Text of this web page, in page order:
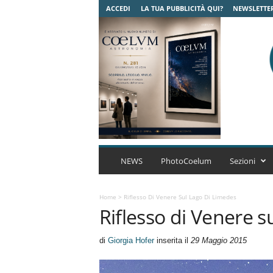
ACCEDI LA TUA PUBBLICITÀ QUI?
C
u
A
t
r
NEWS PhotoCoelum Sezioni
Home > Riflesso Di Venere Sul Lago Di Limedes
Riflesso di Venere
di Giorgia Hoferinserita il 29 Maggio 2015